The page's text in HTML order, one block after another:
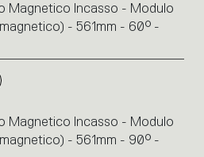
Magnetico Incasso - Modulo
- 561mm - 60° -
Magnetico Incasso - Modulo
- 561mm - 90° -